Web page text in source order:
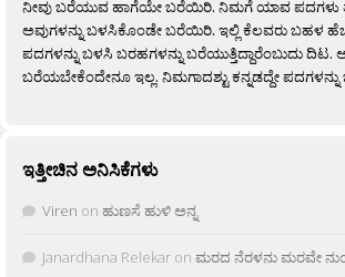
ನೀವು ಬರೆಯುವ ಹಾಗೆಯೇ ಬರೆಯಿರಿ. ನಿಮಗೆ ಯಾವ
ಅವುಗಳನ್ನು ಬಳಸಿಕೊಂಡೇ ಬರೆಯಿರಿ. ಇಲ್ಲಿ ಕೆಲವರು ಬಹಳ
ಪದಗಳನ್ನು ಬಳಸಿ ಬರಹಗಳನ್ನು ಬರೆಯುತ್ತಿದ್ದಾರೆಂಬುದು
ಬರೆಯಬೇಕೆಂದೇನೂ ಇಲ್ಲ. ನಿಮಗಾದಶ್ಟು ಕನ್ನಡದ್ದೇ
ಇತ್ತೀಚಿನ ಅನಿಸಿಕೆಗಳು
Viren on ಹುಣಸೆ ಹುಳಿ ಅನ್ನ
Janardhana Relekar on ಮರದ ನೆರಳನು ಮರವೇ